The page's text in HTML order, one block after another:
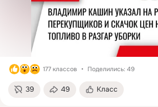
177 классов Поделились: 49
39 49 Класс